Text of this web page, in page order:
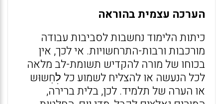
הערכה עצמית בהוראה
כיתות הלימוד נחשבות לסביבות עבודה
מורכבות ורבות-התרחשויות. אי לכך, אין
בכוחו של מורה להקדיש תשומת-לב מלאה
לכל הנעשה או להצליח לשמוע כל לׅחְשוּש
או הערה של תלמיד. לכן, בלית ברירה,